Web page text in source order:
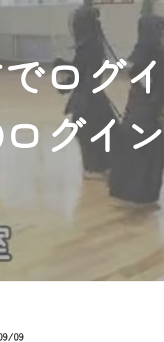
ログ
グイ
09
め、
ツを除き、
のログインが必要となり
す。
スをご利用頂くためのIDで
す。
能です）
けます。
作業を予定しています。